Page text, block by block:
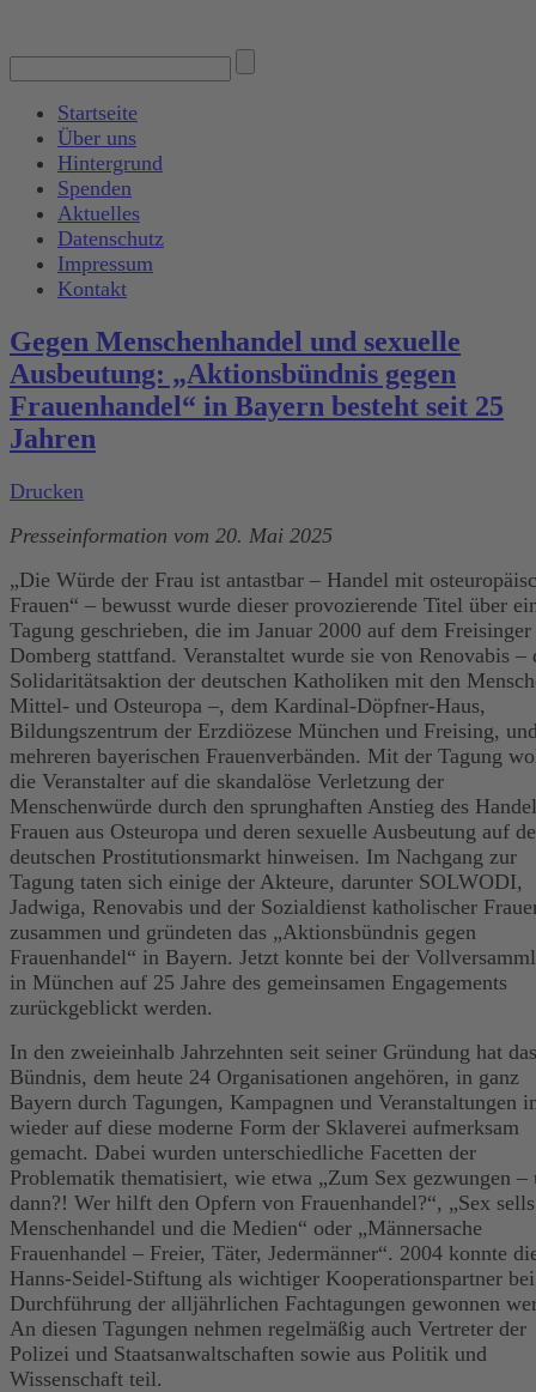
Startseite
Über uns
Hintergrund
Spenden
Aktuelles
Datenschutz
Impressum
Kontakt
Gegen Menschenhandel und sexuelle
Ausbeutung: „Aktionsbündnis gegen
Frauenhandel“ in Bayern besteht seit 25
Jahren
Drucken
Presseinformation vom 20. Mai 2025
„Die Würde der Frau ist antastbar – Handel mit
Frauen“ – bewusst wurde dieser provozierende Titel über
Tagung geschrieben, die im Januar 2000 auf dem Freisinger
Domberg stattfand. Veranstaltet wurde sie von Renovabis –
Solidaritätsaktion der deutschen Katholiken mit den
Mittel- und Osteuropa –, dem Kardinal-Döpfner-Haus,
Bildungszentrum der Erzdiözese München und Freising,
mehreren bayerischen Frauenverbänden. Mit der Tagung
die Veranstalter auf die skandalöse Verletzung der
Menschenwürde durch den sprunghaften Anstieg des
Frauen aus Osteuropa und deren sexuelle Ausbeutung auf
deutschen Prostitutionsmarkt hinweisen. Im Nachgang zur
Tagung taten sich einige der Akteure, darunter SOLWODI,
Jadwiga, Renovabis und der Sozialdienst katholischer
zusammen und gründeten das „Aktionsbündnis gegen
Frauenhandel“ in Bayern. Jetzt konnte bei der
in München auf 25 Jahre des gemeinsamen Engagements
zurückgeblickt werden.
In den zweieinhalb Jahrzehnten seit seiner Gründung hat das
Bündnis, dem heute 24 Organisationen angehören, in ganz
Bayern durch Tagungen, Kampagnen und Veranstaltungen
wieder auf diese moderne Form der Sklaverei aufmerksam
gemacht. Dabei wurden unterschiedliche Facetten der
Problematik thematisiert, wie etwa „Zum Sex gezwungen –
dann?! Wer hilft den Opfern von Frauenhandel?“, „Sex
Menschenhandel und die Medien“ oder „Männersache
Frauenhandel – Freier, Täter, Jedermänner“. 2004 konnte
Hanns-Seidel-Stiftung als wichtiger Kooperationspartner
Durchführung der alljährlichen Fachtagungen gewonnen
An diesen Tagungen nehmen regelmäßig auch Vertreter der
Polizei und Staatsanwaltschaften sowie aus Politik und
Wissenschaft teil.